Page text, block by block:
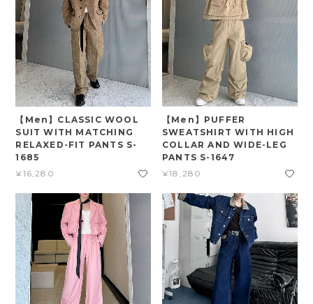
【Men】CLASSIC WOOL
SUIT WITH MATCHING
RELAXED-FIT PANTS S-
1685
¥16,280
【Men】PUFFER
SWEATSHIRT WITH HIGH
COLLAR AND WIDE-LEG
PANTS S-1647
¥18,280